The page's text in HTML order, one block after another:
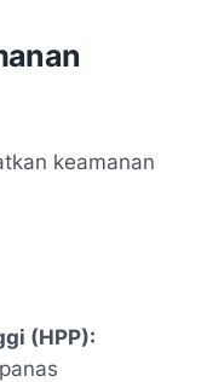
keamanan
(HPP):